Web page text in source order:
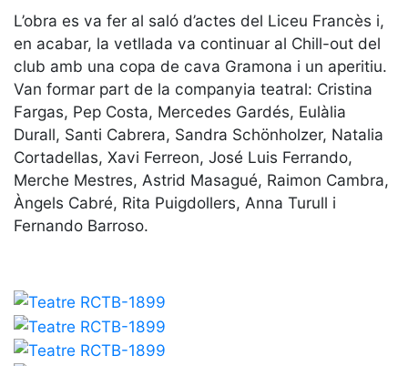
Preguntes
Freqüents
(FAQs)
Treballa amb
nosaltres
Àrea esportiva
Tennis
Escola de
tennis
equips
Llegendes
Jugadors
L’obra es va fer al saló d’actes del Liceu Francès i,
en acabar, la vetllada va continuar al Chill-out del
club amb una copa de cava Gramona i un aperitiu.
Van formar part de la companyia teatral: Cristina
Fargas, Pep Costa, Mercedes Gardés, Eulàlia
Durall, Santi Cabrera, Sandra Schönholzer, Natalia
Cortadellas, Xavi Ferreon, José Luis Ferrando,
Merche Mestres, Astrid Masagué, Raimon Cambra,
Àngels Cabré, Rita Puigdollers, Anna Turull i
Fernando Barroso.